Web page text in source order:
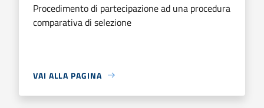
Procedimento di partecipazione ad una procedura
comparativa di selezione
VAI ALLA PAGINA